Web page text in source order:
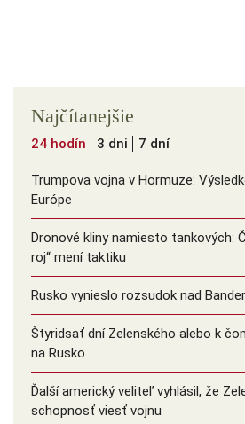
Najčítanejšie
24 hodín 3 dni 7 dní
Trumpova vojna v Hormuze:
Európe
Dronové kliny namiesto tankových:
roj“ mení taktiku
Rusko vynieslo rozsudok nad
Štyridsať dní Zelenského alebo k
na Rusko
Ďalší americký veliteľ vyhlásil, že
schopnosť viesť vojnu